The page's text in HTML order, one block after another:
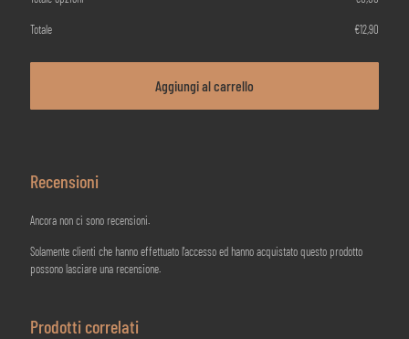
Totale €12,90
Aggiungi al carrello
Recensioni
Ancora non ci sono recensioni.
Solamente clienti che hanno effettuato l'accesso ed hanno acquistato questo prodotto
possono lasciare una recensione.
Prodotti correlati